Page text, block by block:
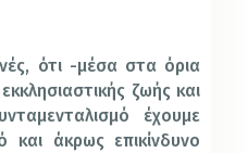
ότι -μέσα στα όρια
ζωής και
έχουμε
και άκρως επικίνδυνο